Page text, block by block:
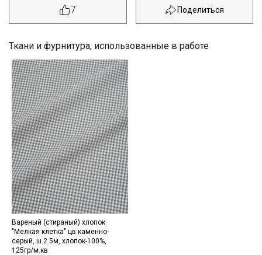
7
Ткани и фурнитура, использованные в работе
Вареный (стираный) хлопок
"Мелкая клетка" цв.каменно-
серый, ш.2.5м, хлопок-100%,
125гр/м.кв
Секретная рассылка от Купава
Мы публикуем здесь дополнительные
промокоды и скидки до 30% на узкие